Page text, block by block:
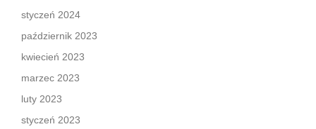
styczeń 2024
październik 2023
kwiecień 2023
marzec 2023
luty 2023
styczeń 2023